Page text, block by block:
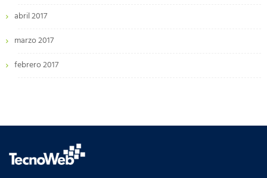
abril 2017
marzo 2017
febrero 2017